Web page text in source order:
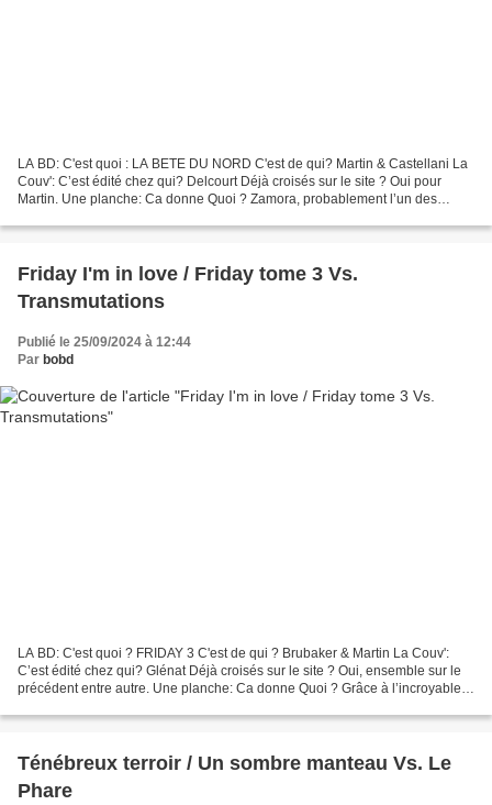
LA BD: C'est quoi : LA BETE DU NORD C'est de qui? Martin & Castellani La
Couv': C’est édité chez qui? Delcourt Déjà croisés sur le site ? Oui pour
Martin. Une planche: Ca donne Quoi ? Zamora, probablement l’un des
Friday I'm in love / Friday tome 3 Vs.
Transmutations
Publié le 25/09/2024 à 12:44
Par bobd
LA BD: C'est quoi ? FRIDAY 3 C'est de qui ? Brubaker & Martin La Couv':
C’est édité chez qui? Glénat Déjà croisés sur le site ? Oui, ensemble sur le
précédent entre autre. Une planche: Ca donne Quoi ? Grâce à l’incroyable
Ténébreux terroir / Un sombre manteau Vs. Le
Phare